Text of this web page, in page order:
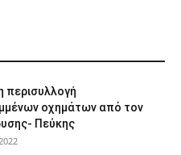
περισυλλογή
οχημάτων από τον
Πεύκης